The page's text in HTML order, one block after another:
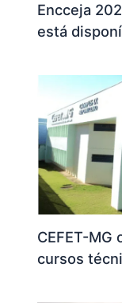
Encceja
está
CEFET-MG
cursos